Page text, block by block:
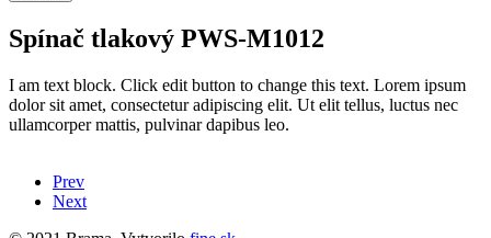
Spínač tlakový PWS-M1012
I am text block. Click edit button to change this text. Lorem ipsum
dolor sit amet, consectetur adipiscing elit. Ut elit tellus, luctus nec
ullamcorper mattis, pulvinar dapibus leo.
Prev
Next